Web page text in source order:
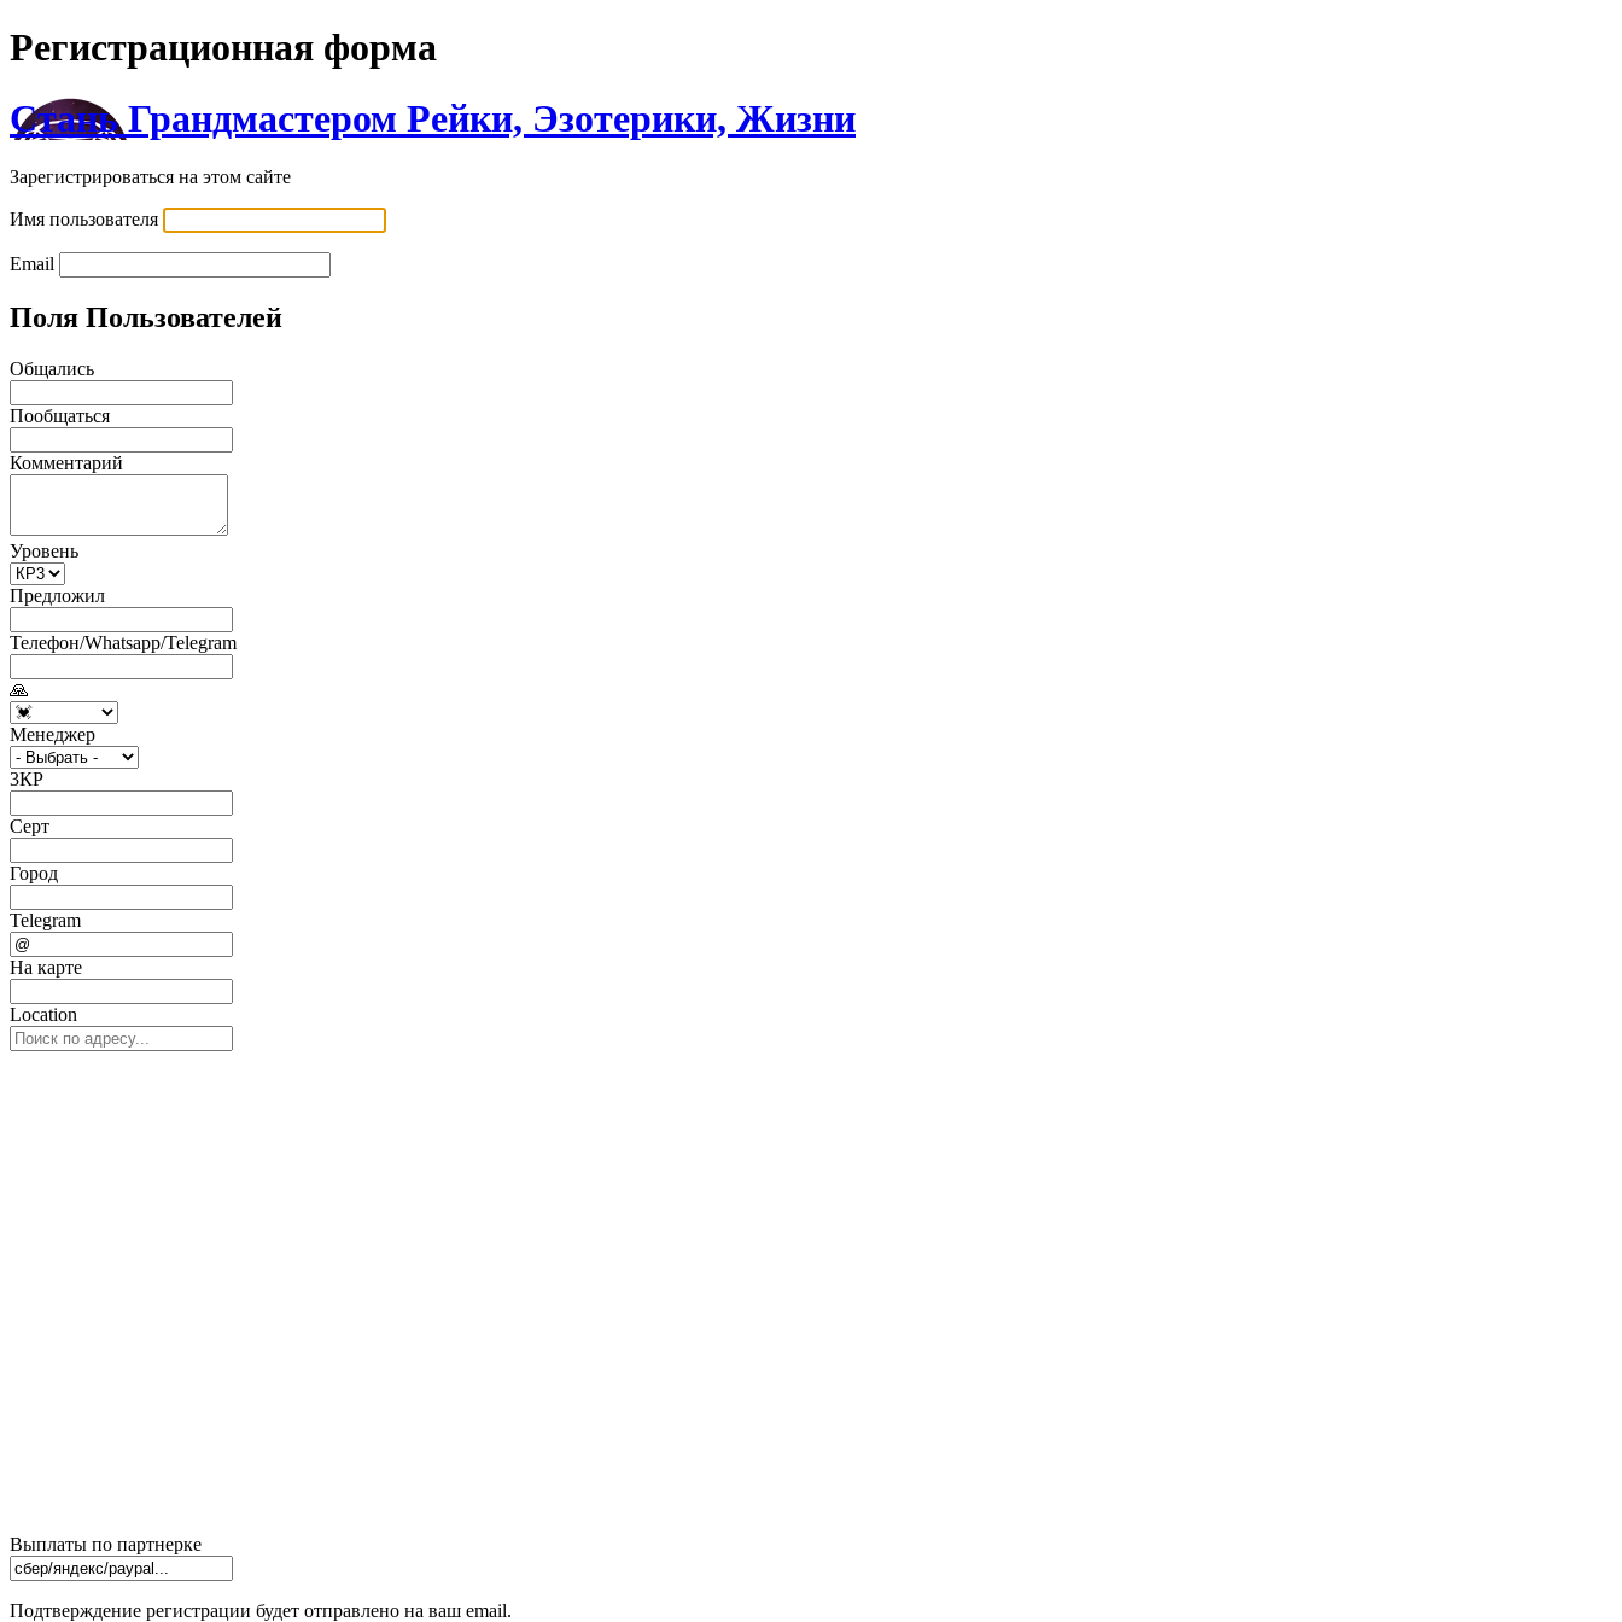
Регистрационная форма
Стань Грандмастером Рейки, Эзотерики, Жизни
Зарегистрироваться на этом сайте
Имя пользователя
Email
Поля Пользователей
Общались
Пообщаться
Комментарий
Уровень
Предложил
Телефон/Whatsapp/Telegram
🙏
Менеджер
3КР
Серт
Город
Telegram
На карте
Location
Выплаты по партнерке
Подтверждение регистрации будет отправлено на ваш email.